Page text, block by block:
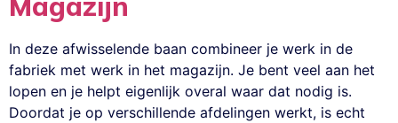
In deze afwisselende baan combineer je werk in de
fabriek met werk in het magazijn. Je bent veel aan het
lopen en je helpt eigenlijk overal waar dat nodig is.
Doordat je op verschillende afdelingen werkt, is echt